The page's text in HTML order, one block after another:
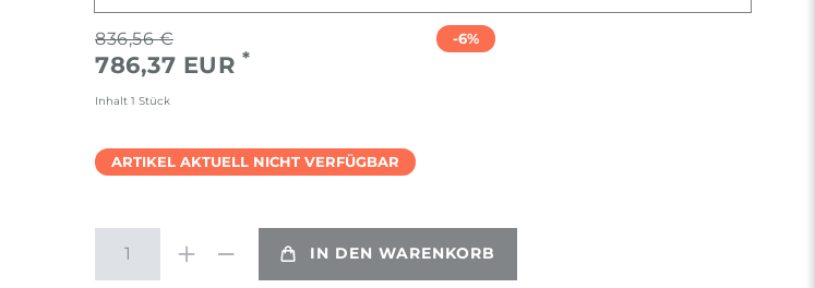
836,56 €
786,37 EUR *
Inhalt 1 Stück
-6%
ARTIKEL AKTUELL NICHT VERFÜGBAR
IN DEN WARENKORB